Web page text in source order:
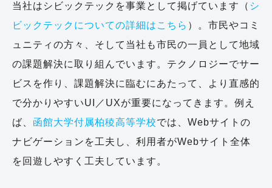
当社はシビックテックを事業として掲げています（ シ
ビックテックについての詳細はこちら ）。市民やコミ
ュニティの方々、そして当社も市民の一員として地域
の課題解決に取り組んでいます。テクノロジーでサー
ビスを作り、課題解決に臨むにあたって、より直感的
で分かりやすいUI／UXが重要になってきます。例え
ば、 函館大学付属柏稜高等学校では、Webサイトの
ナビゲーションを工夫し、利用者がWebサイト全体
を回遊しやすく工夫しています。